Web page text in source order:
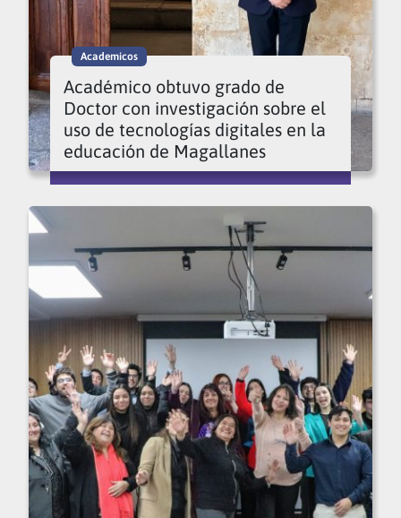
Academicos
Académico obtuvo grado de
Doctor con investigación sobre el
uso de tecnologías digitales en la
educación de Magallanes